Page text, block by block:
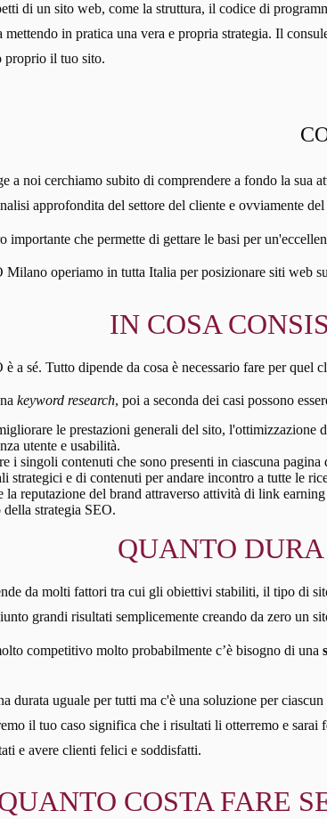
di un sito web, come la struttura, il codice di
mettendo in pratica una vera e propria strategia. Il
proprio il tuo sito.
a noi cerchiamo subito di comprendere a fondo la
approfondita del settore del cliente e ovviamente
importante che permette di gettare le basi per
Milano operiamo in tutta Italia per posizionare siti web
IN COSA
a sé. Tutto dipende da cosa è necessario fare per
keyword research, poi a seconda dei casi possono
le prestazioni generali del sito, l'ottimizzazione
utente e usabilità.
i singoli contenuti che sono presenti in ciascuna pagina
strategici e di contenuti per andare incontro a tutte le
la reputazione del brand attraverso attività di link
strategia SEO.
QUANTO
da molti fattori tra cui gli obiettivi stabiliti, il tipo di
grandi risultati semplicemente creando da zero un
competitivo molto probabilmente c’è bisogno di una
durata uguale per tutti ma c'è una soluzione per
il tuo caso significa che i risultati li otterremo e
e avere clienti felici e soddisfatti.
COSTA FARE